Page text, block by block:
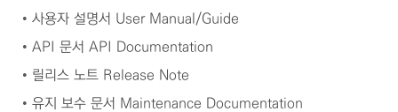
• 사용자 설명서 User Manual/Guide
• API 문서 API Documentation
• 릴리스 노트 Release Note
• 유지 보수 문서 Maintenance Documentation